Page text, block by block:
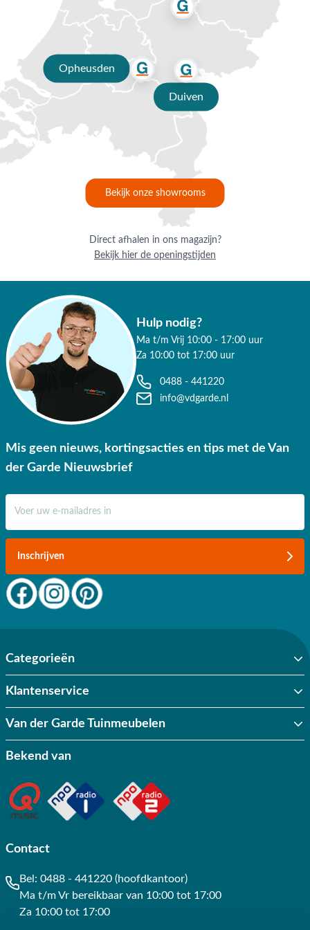
je graag van een deskundig advies op maat.
Waarom kopen bij Van der Garde
tuinmeubelen?
✔ 80 jaar ervaring
✔ Persoonlijk advies van specialisten
✔ 9.4/10 uit 19.500+ klantbeoordeling
✔ Gratis verzending vanaf €50,-
✔ Goede service
Opheusden
Duiven
Bekijk onze showrooms
Direct afhalen in ons magazijn?
Bekijk hier de openingstijden
Hulp nodig?
Ma t/m Vrij 10:00 - 17:00 uur
Za 10:00 tot 17:00 uur
0488 - 441220
info@vdgarde.nl
Mis geen nieuws, kortingsacties en tips met de Van
der Garde Nieuwsbrief
Inschrijven
Categorieën
Klantenservice
Van der Garde Tuinmeubelen
Bekend van
Contact
Bel: 0488 - 441220 (hoofdkantoor)
Ma t/m Vr bereikbaar van 10:00 tot 17:00
Za 10:00 tot 17:00